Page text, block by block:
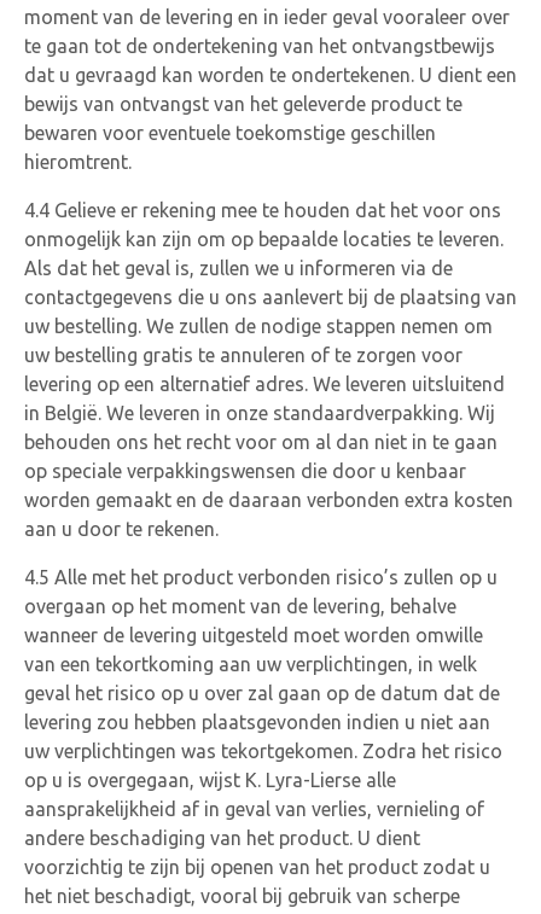
moment van de levering en in ieder geval vooraleer over
te gaan tot de ondertekening van het ontvangstbewijs
dat u gevraagd kan worden te ondertekenen. U dient een
bewijs van ontvangst van het geleverde product te
bewaren voor eventuele toekomstige geschillen
hieromtrent.
4.4 Gelieve er rekening mee te houden dat het voor ons
onmogelijk kan zijn om op bepaalde locaties te leveren.
Als dat het geval is, zullen we u informeren via de
contactgegevens die u ons aanlevert bij de plaatsing van
uw bestelling. We zullen de nodige stappen nemen om
uw bestelling gratis te annuleren of te zorgen voor
levering op een alternatief adres. We leveren uitsluitend
in België. We leveren in onze standaardverpakking. Wij
behouden ons het recht voor om al dan niet in te gaan
op speciale verpakkingswensen die door u kenbaar
worden gemaakt en de daaraan verbonden extra kosten
aan u door te rekenen.
4.5 Alle met het product verbonden risico’s zullen op u
overgaan op het moment van de levering, behalve
wanneer de levering uitgesteld moet worden omwille
van een tekortkoming aan uw verplichtingen, in welk
geval het risico op u over zal gaan op de datum dat de
levering zou hebben plaatsgevonden indien u niet aan
uw verplichtingen was tekortgekomen. Zodra het risico
op u is overgegaan, wijst K. Lyra-Lierse alle
aansprakelijkheid af in geval van verlies, vernieling of
andere beschadiging van het product. U dient
voorzichtig te zijn bij openen van het product zodat u
het niet beschadigt, vooral bij gebruik van scherpe